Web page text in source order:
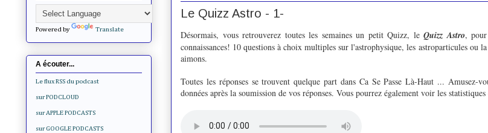
Le Quizz Astro - 1-
Désormais, vous retrouverez toutes les semaines un petit Quizz, leQuizz Astro,
connaissances! 10 questions à choix multiples sur l'astrophysique, les astroparticules ou
aimons.
Toutes les réponses se trouvent quelque part dans Ca Se Passe Là-Haut ... Amusez-
données après la soumission de vos réponses. Vous pourrez également voir les
Powered by Translate
A écouter...
Le flux RSS du podcast
sur PODCLOUD
sur APPLE PODCASTS
sur GOOGLE PODCASTS